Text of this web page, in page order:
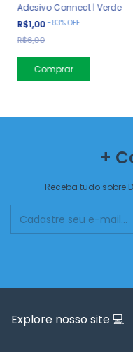
Adesivo Connect | Verde
R$1,00 -83%OFF
R$6,00
+
Receba tudo sobre
Explore nosso site 💻